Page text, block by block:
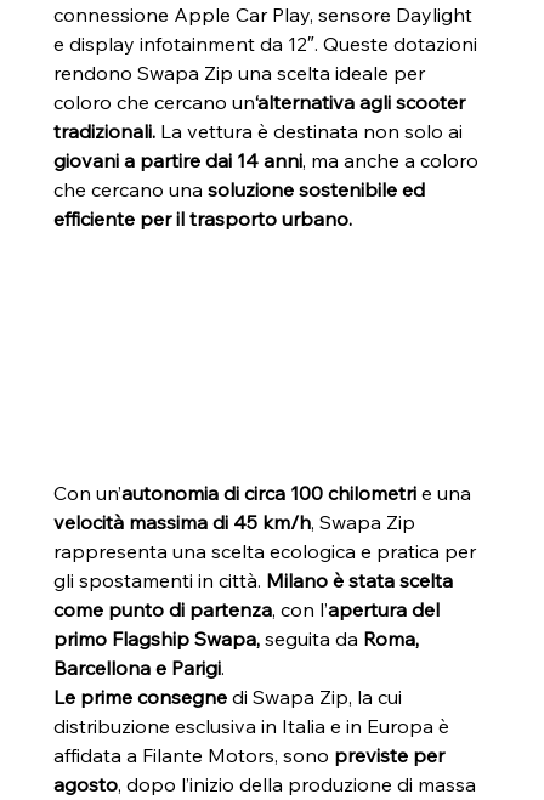
connessione Apple Car Play, sensore Daylight
e display infotainment da 12″. Queste dotazioni
rendono Swapa Zip una scelta ideale per
coloro che cercano un‘alternativa agli scooter
tradizionali. La vettura è destinata non solo ai
giovani a partire dai 14 anni, ma anche a coloro
che cercano una soluzione sostenibile ed
efficiente per il trasporto urbano.
Con un’autonomia di circa 100 chilometri e una
velocità massima di 45 km/h, Swapa Zip
rappresenta una scelta ecologica e pratica per
gli spostamenti in città. Milano è stata scelta
come punto di partenza, con l’apertura del
primo Flagship Swapa, seguita da Roma,
Barcellona e Parigi.
Le prime consegne di Swapa Zip, la cui
distribuzione esclusiva in Italia e in Europa è
affidata a Filante Motors, sono previste per
agosto, dopo l’inizio della produzione di massa